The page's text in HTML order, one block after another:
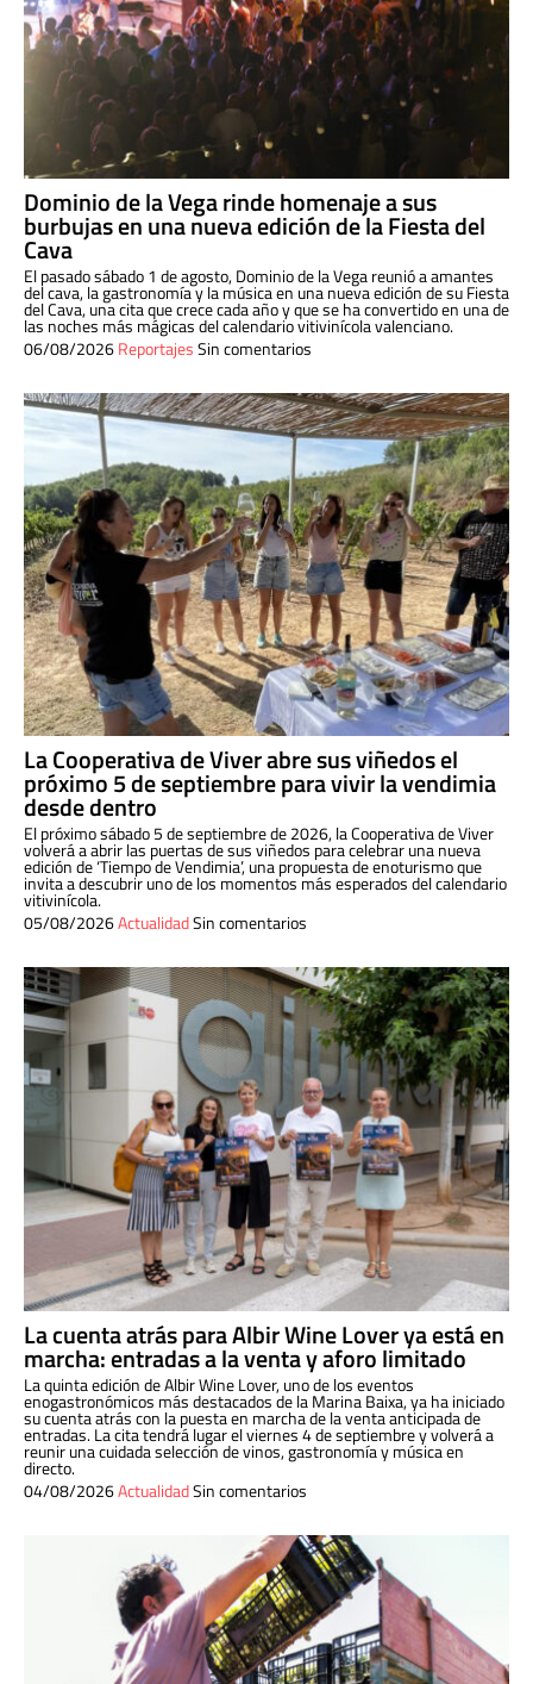
Dominio de la Vega rinde homenaje a sus
burbujas en una nueva edición de la Fiesta del
Cava
El pasado sábado 1 de agosto, Dominio de la Vega reunió a amantes
del cava, la gastronomía y la música en una nueva edición de su Fiesta
del Cava, una cita que crece cada año y que se ha convertido en una de
las noches más mágicas del calendario vitivinícola valenciano.
06/08/2026ReportajesSin comentarios
La Cooperativa de Viver abre sus viñedos el
próximo 5 de septiembre para vivir la vendimia
desde dentro
El próximo sábado 5 de septiembre de 2026, la Cooperativa de Viver
volverá a abrir las puertas de sus viñedos para celebrar una nueva
edición de ‘Tiempo de Vendimia’, una propuesta de enoturismo que
invita a descubrir uno de los momentos más esperados del calendario
vitivinícola.
05/08/2026ActualidadSin comentarios
La cuenta atrás para Albir Wine Lover ya está en
marcha: entradas a la venta y aforo limitado
La quinta edición de Albir Wine Lover, uno de los eventos
enogastronómicos más destacados de la Marina Baixa, ya ha iniciado
su cuenta atrás con la puesta en marcha de la venta anticipada de
entradas. La cita tendrá lugar el viernes 4 de septiembre y volverá a
reunir una cuidada selección de vinos, gastronomía y música en
directo.
04/08/2026ActualidadSin comentarios